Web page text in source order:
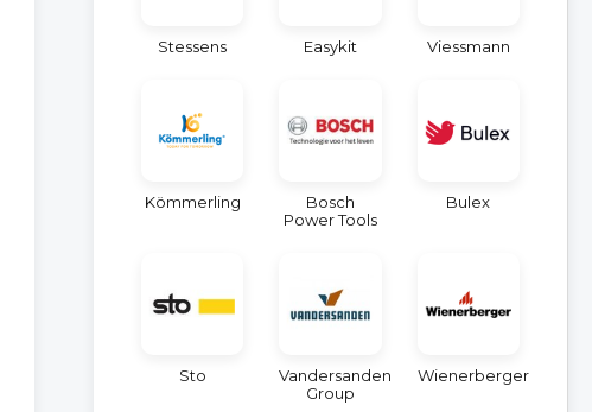
Stessens Easykit Viessmann
Kömmerling
Bosch
Power Tools
Bulex
Sto
Vandersanden
Group
Wienerberger